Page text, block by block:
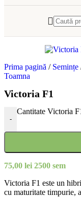
Prima pagină / Semințe
Toamna
Victoria F1
-
Cantitate Victoria
75,00 lei 2500 sem
Victoria F1 este un
cu maturitate timpurie,